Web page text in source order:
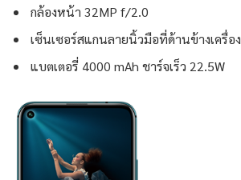
กล้องหน้า 32MP f/2.0
เซ็นเซอร์สแกนลายนิ้วมือที่ด้านข้างเครื่อง
แบตเตอรี่ 4000 mAh ชาร์จเร็ว 22.5W